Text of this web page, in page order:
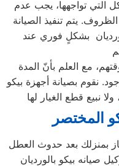
التي تواجهها، يجب عدم
يتم تنفيذ الصيانة
بشكلٍ فوري عند
مع العلم بأنّ المدة
نقوم بصيانة أجهزة بيكو
المختصر
بمنزلك بعد حدوث العطل
صيانه بيكو بالورديان